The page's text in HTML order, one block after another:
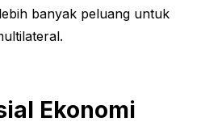
banyak peluang untuk
Ekonomi